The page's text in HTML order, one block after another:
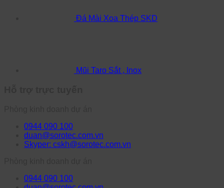
Đá Mài Xoa Thép SKD
Mũi Taro Sắt , Inox
0944 090 100
duan@sorotec.com.vn
Skyper: cskh@sorotec.com.vn
0944 090 100